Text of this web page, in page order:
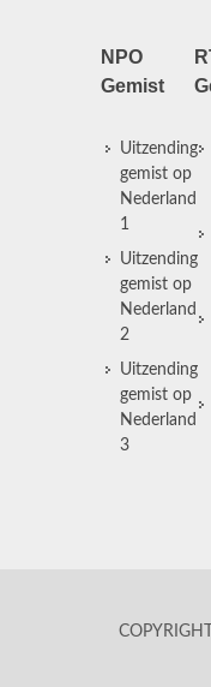
NPO
Gemist
Uitzending
gemist op
Nederland
1
Uitzending
gemist op
Nederland
2
Uitzending
gemist op
Nederland
3